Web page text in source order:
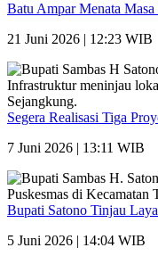
Batu Ampar Menata
21 Juni 2026 | 12:23 WIB
Segera Realisasi Tiga
7 Juni 2026 | 13:11 WIB
Bupati Satono Tinjau
5 Juni 2026 | 14:04 WIB